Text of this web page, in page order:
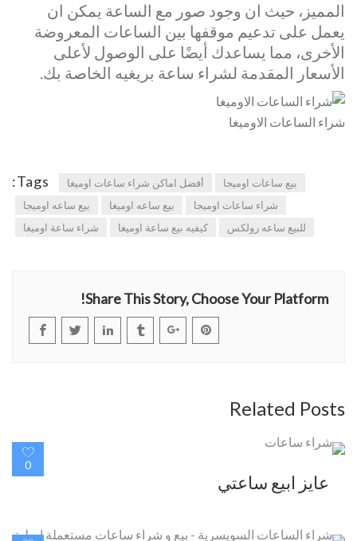
المميز، حيث ان وجود صور مع الساعة يمكن ان
يعمل على تدعيم موقفها بين الساعات المعروضة
الأخرى، مما يساعدك أيضًا على الوصول لأعلى
الأسعار المقدمة لشراء ساعة بريغيه الخاصة بك.
شراء الساعات الاوميغا
Tags: أفضل اماكن شراء ساعات اوميغا
بيع ساعات اوميجا
بيع ساعه اوميجا
بيع ساعه اوميغا
شراء ساعات اوميجا
شراء ساعة اوميغا
كيفيه بيع ساعة اوميغا للبيع ساعه رولكس
Share This Story, Choose Your Platform!
Related Posts
0
عايز ابيع ساعتي